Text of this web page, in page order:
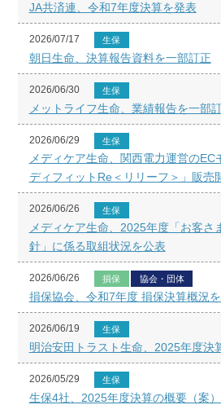
JA共済連、令和7年度決算を発表
2026/07/17 生保
朝日生命、決算報告資料を一部訂正
2026/06/30 生保
メットライフ生命、業績報告を一部
2026/06/29 生保
メディケア生命、関西電力運営のEC
ディフィットRe＜リリーフ＞」販売
2026/06/26 生保
メディケア生命、2025年度「お客さ
針」に係る取組状況を公表
2026/06/26 損保 協会・団体
損保協会、令和7年度 損保決算概況
2026/06/19 生保
明治安田トラスト生命、2025年度決
2026/05/29 生保
生保4社、2025年度決算の概要（案